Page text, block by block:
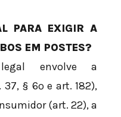
PARA EXIGIR A
EM POSTES?
envolve a
§ 6º e art. 182),
(art. 22), a